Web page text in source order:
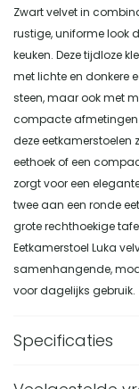
Zwart velvet in
rustige, uniforme look
keuken. Deze tijdloze
met lichte en donkere
steen, maar ook met
compacte afmetingen
deze eetkamerstoelen
eethoek of een
zorgt voor een
twee aan een ronde
grote rechthoekige
Eetkamerstoel Luka
samenhangende,
voor dagelijks gebruik.
Specificaties